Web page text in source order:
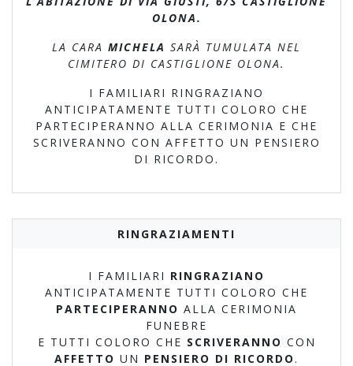
OLONA.
LA CARA MICHELA SARÀ TUMULATA NEL
CIMITERO DI CASTIGLIONE OLONA.
I FAMILIARI RINGRAZIANO
ANTICIPATAMENTE TUTTI COLORO CHE
PARTECIPERANNO ALLA CERIMONIA E CHE
SCRIVERANNO CON AFFETTO UN PENSIERO
DI RICORDO.
RINGRAZIAMENTI
I FAMILIARI RINGRAZIANO
ANTICIPATAMENTE TUTTI COLORO CHE
PARTECIPERANNO ALLA CERIMONIA
FUNEBRE
E TUTTI COLORO CHE SCRIVERANNO CON
AFFETTO UN PENSIERO DI RICORDO .